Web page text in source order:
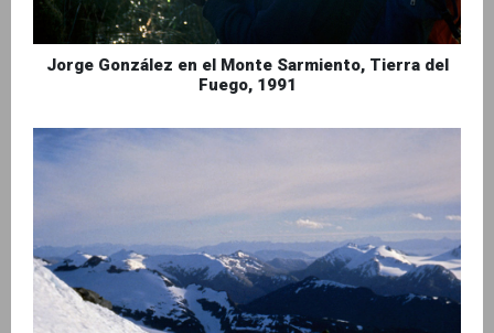
Jorge González en el Monte Sarmiento, Tierra del
Fuego, 1991